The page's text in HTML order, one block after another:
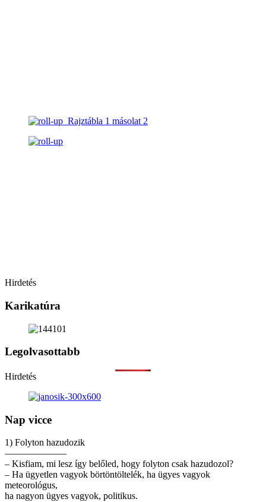
Hirdetés
Karikatúra
Legolvasottabb
Hirdetés
Nap vicce
1) Folyton hazudozik
——————–
– Kisfiam, mi lesz így belőled, hogy folyton csak hazudozol?
– Ha ügyetlen vagyok börtöntöltelék, ha ügyes vagyok
meteorológus,
ha nagyon ügyes vagyok, politikus.